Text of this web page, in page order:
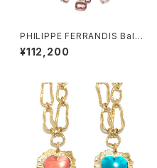
PHILIPPE FERRANDIS Balé
ares ネックレス #1
¥112,200